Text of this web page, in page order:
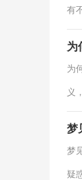
有
为
为
义
梦
梦
疑